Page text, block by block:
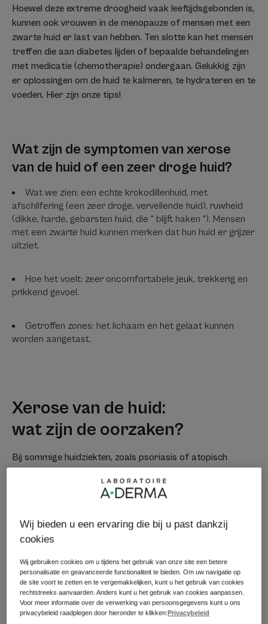
Hoewel deze extreme droogheid vaak leeftijdsgebonden is,
kunnen ook vrouwen in de menopauze of mensen met een
zwarte huid er last van hebben. Ten slotte kan het mensen
treffen die aan diabetes lijden of bepaalde behandelingen
met medicatie (chemotherapie) ondergaan. Gelukkig zijn
er oplossingen om de huid te kalmeren, te hydrateren en te
voeden. Hier zijn onze tips!
Wat zijn de symptomen van xerose
van de huid of een zeer droge huid?
Wat we zien: een echte krokodillenhuid, met
afschilfering (een zeer droge, vervellende huid), ruwheid
(dikke, harde, gebarsten huid, die " blijft haken "). Mensen
met een zwarte huid kunnen merken dat hun huid er grijzer
uitziet.
Hoe het voelt: zeer oncomfortabele jeuk, trekkerig en
prikkend gevoel.
Getroffen zones: het lichaam en het gelaat kunnen
worden aangetast.
Xerose van de huid:
wat zijn de oorzaken?
Bij sommige huidziekten, zoals psoriasis of atopisch
eczeem, is een droge huid het belangrijkste symptoom. Er
zijn twee oorsprongen en twee soorten xerose:
fysiologische en pathologische. De eerste is te wijten aan
fragiel is en essentiële vetzuren en ceramiden mist, en de
hydrolipidenfilm is uitgeput. Pathologische xerose wordt
veroorzaakt door een pathologie of door een behandeling
met medicatie.
Wij bieden u een ervaring die bij u past dankzij
cookies
Wij gebruiken cookies om u tijdens het gebruik van onze site een betere
personalisatie en geavanceerde functionaliteit te bieden. Om uw navigatie op
de site voort te zetten en te vergemakkelijken, kunt u het gebruik van cookies
rechtstreeks aanvaarden. Anders kunt u het gebruik van cookies aanpassen.
Voor meer informatie over de verwerking van persoonsgegevens kunt u ons
privacybeleid raadplegen door hieronder te klikken:Privacybeleid